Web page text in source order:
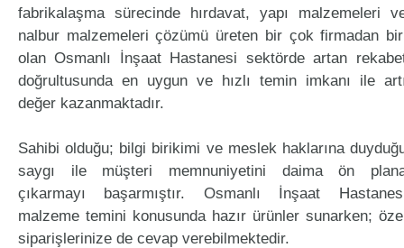
fabrikalaşma sürecinde hırdavat, yapı malzemeleri
nalbur malzemeleri çözümü üreten bir çok firmadan
olan Osmanlı İnşaat Hastanesi sektörde artan
doğrultusunda en uygun ve hızlı temin imkanı ile
değer kazanmaktadır.
Sahibi olduğu; bilgi birikimi ve meslek haklarına
saygı ile müşteri memnuniyetini daima ön
çıkarmayı başarmıştır. Osmanlı İnşaat
malzeme temini konusunda hazır ürünler sunarken;
siparişlerinize de cevap verebilmektedir.